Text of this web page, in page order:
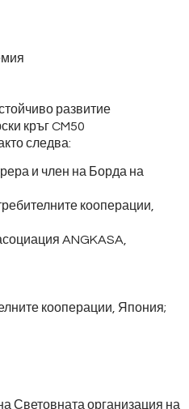
развитие
кръг CM50
следва:
и член на Борда на
кооперации,
ANGKASA,
кооперации, Япония;
Световната организация на